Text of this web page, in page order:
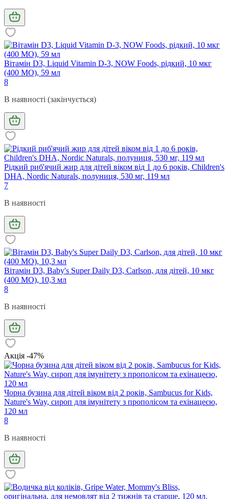
Вітамін D3, Liquid Vitamin D-3, NOW Foods, рідкий, 10 мкг
(400 МО), 59 мл
8
В наявності (закінчується)
Рідкий риб'ячий жир для дітей віком від 1 до 6 років, Children's
DHA, Nordic Naturals, полуниця, 530 мг, 119 мл
7
В наявності
Вітамін D3, Baby's Super Daily D3, Carlson, для дітей, 10 мкг
(400 МО), 10,3 мл
8
В наявності
Акція -47%
Чорна бузина для дітей віком від 2 років, Sambucus for Kids,
Nature's Way, сироп для імунітету з прополісом та ехінацеєю,
120 мл
8
В наявності